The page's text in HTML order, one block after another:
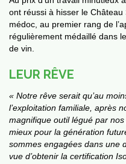
ont réussi à hisser le
médoc, au premier rang de
régulièrement médaillé dans
de vin.
LEUR RÊVE
« Notre rêve serait qu’au
l’exploitation familiale, après
magnifique outil légué par
mieux pour la génération
sommes engagées dans une
vue d’obtenir la certification